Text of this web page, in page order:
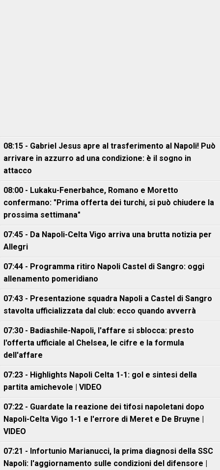
08:15 - Gabriel Jesus apre al trasferimento al Napoli! Può
arrivare in azzurro ad una condizione: è il sogno in
attacco
08:00 - Lukaku-Fenerbahce, Romano e Moretto
confermano: "Prima offerta dei turchi, si può chiudere la
prossima settimana"
07:45 - Da Napoli-Celta Vigo arriva una brutta notizia per
Allegri
07:44 - Programma ritiro Napoli Castel di Sangro: oggi
allenamento pomeridiano
07:43 - Presentazione squadra Napoli a Castel di Sangro
stavolta ufficializzata dal club: ecco quando avverrà
07:30 - Badiashile-Napoli, l'affare si sblocca: presto
l'offerta ufficiale al Chelsea, le cifre e la formula
dell'affare
07:23 - Highlights Napoli Celta 1-1: gol e sintesi della
partita amichevole | VIDEO
07:22 - Guardate la reazione dei tifosi napoletani dopo
Napoli-Celta Vigo 1-1 e l'errore di Meret e De Bruyne |
VIDEO
07:21 - Infortunio Marianucci, la prima diagnosi della SSC
Napoli: l'aggiornamento sulle condizioni del difensore |